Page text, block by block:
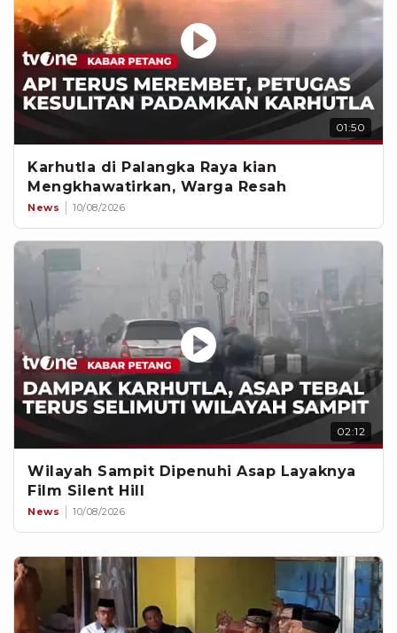
01:50
Karhutla di Palangka Raya kian
Mengkhawatirkan, Warga Resah
News 10/08/2026
02:12
Wilayah Sampit Dipenuhi Asap Layaknya
Film Silent Hill
News 10/08/2026